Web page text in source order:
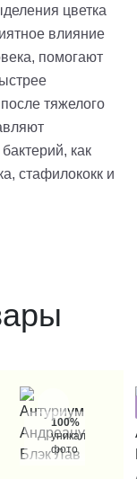
цветка
влияние
помогают
тяжелого
как
стафилококк и
100%
уникальные
фото